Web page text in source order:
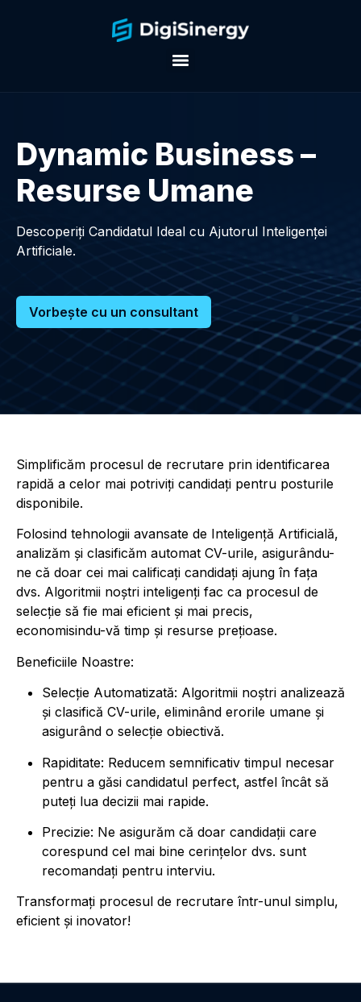
Dynamic Business –
Resurse Umane
Descoperiți Candidatul Ideal cu Ajutorul Inteligenței
Artificiale.
Vorbeşte cu un consultant
Simplificăm procesul de recrutare prin identificarea
rapidă a celor mai potriviți candidați pentru posturile
disponibile.
Folosind tehnologii avansate de Inteligență Artificială,
analizăm și clasificăm automat CV-urile, asigurându-
ne că doar cei mai calificați candidați ajung în fața
dvs. Algoritmii noștri inteligenți fac ca procesul de
selecție să fie mai eficient și mai precis,
economisindu-vă timp și resurse prețioase.
Beneficiile Noastre:
Selecție Automatizată: Algoritmii noștri analizează
și clasifică CV-urile, eliminând erorile umane și
asigurând o selecție obiectivă.
Rapiditate: Reducem semnificativ timpul necesar
pentru a găsi candidatul perfect, astfel încât să
puteți lua decizii mai rapide.
Precizie: Ne asigurăm că doar candidații care
corespund cel mai bine cerințelor dvs. sunt
recomandați pentru interviu.
Transformați procesul de recrutare într-unul simplu,
eficient și inovator!